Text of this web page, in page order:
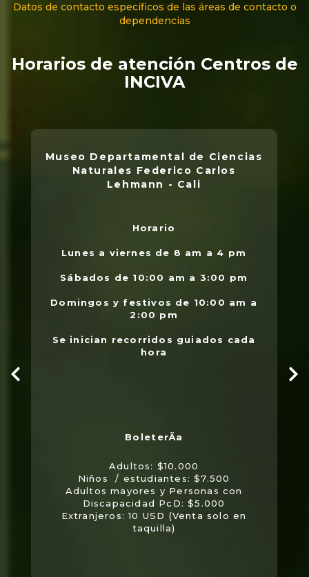
Datos de contacto específicos de las áreas de contacto o
dependencias
Horarios de atención Centros de
INCIVA
Museo Departamental de Ciencias
Naturales Federico Carlos
Lehmann - Cali
Horario
Lunes a viernes de 8 am a 4 pm
Sábados de 10:00 am a 3:00 pm
Domingos y festivos de 10:00 am a
2:00 pm
Se inician recorridos guiados cada
hora
Adultos: $10.000
Niños / estudiantes: $7.500
Adultos mayores y Personas con
Discapacidad PcD: $5.000
Extranjeros: 10 USD (Venta solo en
taquilla)